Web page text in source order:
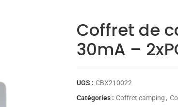
Coffret de
30mA –
UGS : CBX210022
Catégories : Coffret camping ,